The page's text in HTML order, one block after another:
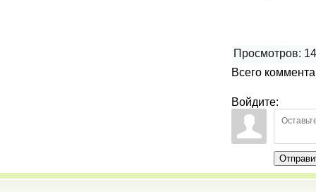
Просмотров:
Всего
Войдите: